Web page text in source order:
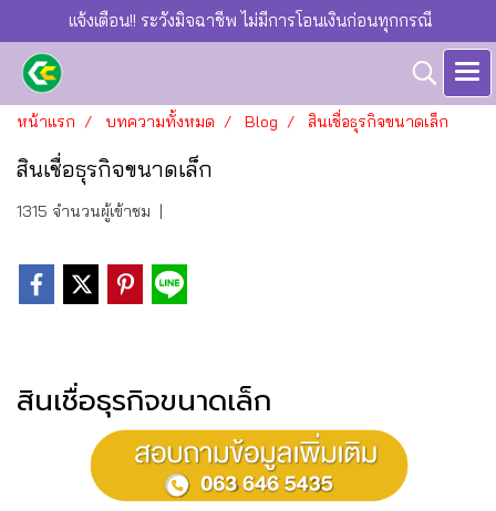
แจ้งเตือน!! ระวังมิจฉาชีพ ไม่มีการโอนเงินก่อนทุกกรณี
หน้าแรก บทความทั้งหมด Blog สินเชื่อธุรกิจขนาดเล็ก
สินเชื่อธุรกิจขนาดเล็ก
1315 จำนวนผู้เข้าชม |
สินเชื่อธุรกิจขนาดเล็ก